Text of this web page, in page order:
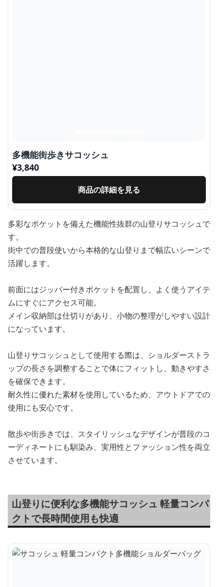
多機能街歩きサコッシュ
¥3,840
商品の詳細を見る
多彩なポケットを備えた機能性抜群の山登りサコッシュで
す。
街中での普段使いから本格的な山登りまで幅広いシーンで
活躍します。
前面にはジッパー付きポケットを配置し、よく使うアイテ
ムにすぐにアクセス可能。
メイン収納部は仕切りがあり、小物の整理がしやすい設計
になっています。
山登りサコッシュとして使用する際は、ショルダーストラ
ップの長さを調整することで体にフィットし、動きやすさ
を確保できます。
耐久性に優れた素材を使用しているため、アウトドアでの
使用にも安心です。
散歩や街歩きでは、スタイリッシュなデザインが普段のコ
ーディネートにも馴染み、実用性とファッション性を両立
させています。
山登りに便利な多機能サコッシュ 軽量コンパ
クトで長時間使用も快適